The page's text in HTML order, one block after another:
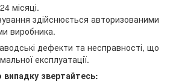
24 місяці.
здійснюється авторизованими
виробника.
дефекти та несправності, що
експлуатації.
випадку звертайтесь: